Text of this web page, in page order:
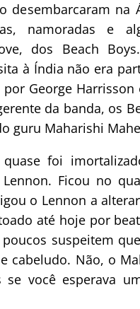
desembarcaram na
namoradas e
dos Beach
à Índia não era
George
da banda, os
guru Maharishi
foi
Ficou no
o Lennon a
até hoje por
suspeitem
cabeludo. Não, o
você esperava